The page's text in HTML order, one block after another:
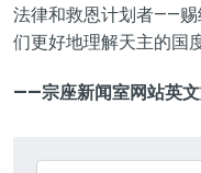
法律和救恩计划者——赐
们更好地理解天主的国
——宗座新闻室网站英